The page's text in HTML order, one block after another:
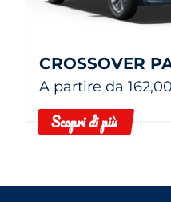
CROSSOVER
A partire da
Scopri di più